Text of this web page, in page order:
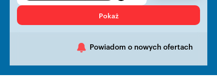
Pokaż
Powiadom o nowych ofertach